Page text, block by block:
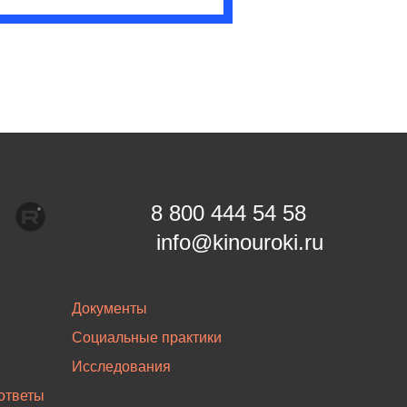
Документы
Социальные практики
Исследования
8 800 444 54 58
info@kinouroki.ru